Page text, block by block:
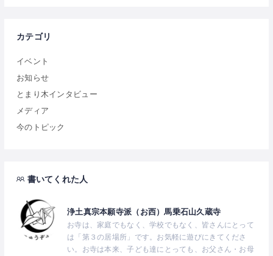
カテゴリ
イベント
お知らせ
とまり木インタビュー
メディア
今のトピック
書いてくれた人
浄土真宗本願寺派（お西）馬乗石山久蔵寺
お寺は、家庭でもなく、学校でもなく、皆さんにとって
は「第３の居場所」です。お気軽に遊びにきてくださ
い。お寺は本来、子ども達にとっても、お父さん・お母